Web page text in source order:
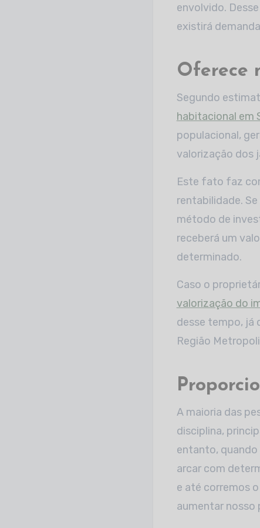
envolvido.
existirá
Oferece
Segundo
habitacional em
populacional,
valorização dos
Este fato faz
rentabilidade.
método de
receberá um
determinado.
Caso o
valorização do
desse tempo, já
Região
A maioria das
disciplina,
entanto, quando
arcar com
e até corremos
aumentar nosso